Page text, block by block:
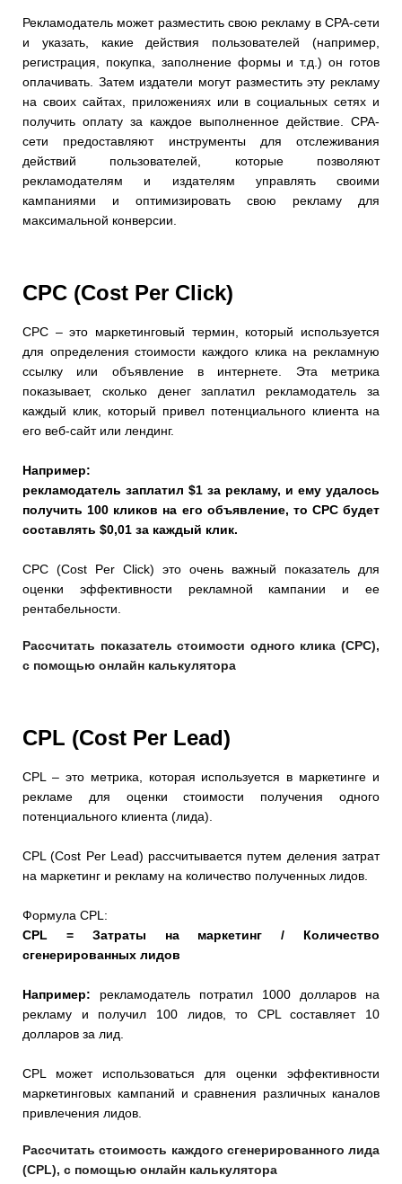
Рекламодатель может разместить свою рекламу в CPA-сети
и указать, какие действия пользователей (например,
регистрация, покупка, заполнение формы и т.д.) он готов
оплачивать. Затем издатели могут разместить эту рекламу
на своих сайтах, приложениях или в социальных сетях и
получить оплату за каждое выполненное действие. CPA-
сети предоставляют инструменты для отслеживания
действий пользователей, которые позволяют
рекламодателям и издателям управлять своими
кампаниями и оптимизировать свою рекламу для
максимальной конверсии.
CPC (Cost Per Click)
CPC – это маркетинговый термин, который используется
для определения стоимости каждого клика на рекламную
ссылку или объявление в интернете. Эта метрика
показывает, сколько денег заплатил рекламодатель за
каждый клик, который привел потенциального клиента на
его веб-сайт или лендинг.
Например:
рекламодатель заплатил $1 за рекламу, и ему удалось
получить 100 кликов на его объявление, то CPC будет
составлять $0,01 за каждый клик.
CPC (Cost Per Click) это очень важный показатель для
оценки эффективности рекламной кампании и ее
рентабельности.
Рассчитать показатель стоимости одного клика (CPC),
с помощью онлайн калькулятора
CPL (Cost Per Lead)
CPL – это метрика, которая используется в маркетинге и
рекламе для оценки стоимости получения одного
потенциального клиента (лида).
CPL (Cost Per Lead) рассчитывается путем деления затрат
на маркетинг и рекламу на количество полученных лидов.
Формула CPL:
CPL = Затраты на маркетинг / Количество
сгенерированных лидов
Например: рекламодатель потратил 1000 долларов на
рекламу и получил 100 лидов, то CPL составляет 10
долларов за лид.
CPL может использоваться для оценки эффективности
маркетинговых кампаний и сравнения различных каналов
привлечения лидов.
Рассчитать стоимость каждого сгенерированного лида
(CPL), с помощью онлайн калькулятора